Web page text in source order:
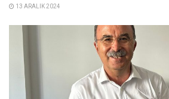
13 ARALIK 2024